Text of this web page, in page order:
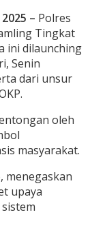
– Polres
Tingkat
ini dilaunching
Senin
dari unsur
oleh
masyarakat.
menegaskan
upaya